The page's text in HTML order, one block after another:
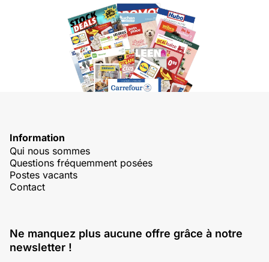
Information
Qui nous sommes
Questions fréquemment posées
Postes vacants
Contact
Ne manquez plus aucune offre grâce à notre
newsletter !